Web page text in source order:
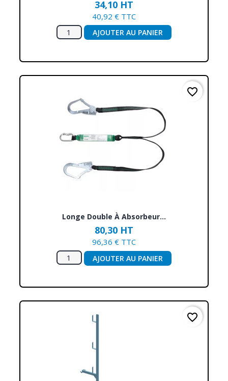
34,10 HT
40,92 € TTC
AJOUTER AU PANIER
Longe Double À Absorbeur...
80,30 HT
96,36 € TTC
AJOUTER AU PANIER
favorite_border
favorite_border